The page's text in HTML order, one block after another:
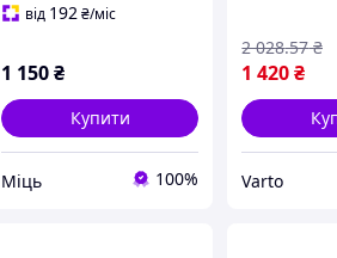
від 192₴/міс
1 150₴
Купити
Міць 100%
1 420₴
2 028.57 ₴
Varto